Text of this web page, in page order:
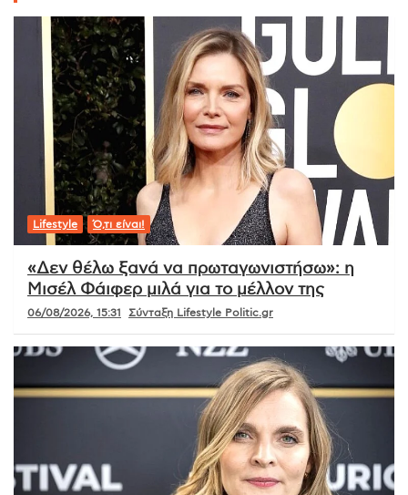
Lifestyle Ό,τι είναι!
«Δεν θέλω ξανά να πρωταγωνιστήσω»: η
Μισέλ Φάιφερ μιλά για το μέλλον της
06/08/2026, 15:31 Σύνταξη Lifestyle Politic.gr